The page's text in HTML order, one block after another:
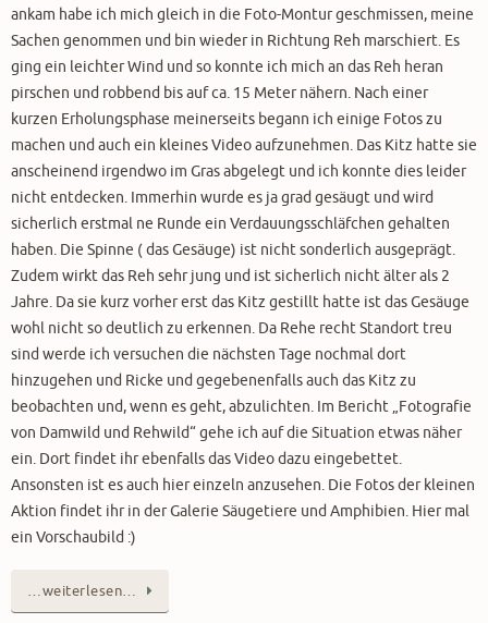
ankam habe ich mich gleich in die Foto-Montur geschmissen, meine
Sachen genommen und bin wieder in Richtung Reh marschiert. Es
ging ein leichter Wind und so konnte ich mich an das Reh heran
pirschen und robbend bis auf ca. 15 Meter nähern. Nach einer
kurzen Erholungsphase meinerseits begann ich einige Fotos zu
machen und auch ein kleines Video aufzunehmen. Das Kitz hatte sie
anscheinend irgendwo im Gras abgelegt und ich konnte dies leider
nicht entdecken. Immerhin wurde es ja grad gesäugt und wird
sicherlich erstmal ne Runde ein Verdauungsschläfchen gehalten
haben. Die Spinne ( das Gesäuge) ist nicht sonderlich ausgeprägt.
Zudem wirkt das Reh sehr jung und ist sicherlich nicht älter als 2
Jahre. Da sie kurz vorher erst das Kitz gestillt hatte ist das Gesäuge
wohl nicht so deutlich zu erkennen. Da Rehe recht Standort treu
sind werde ich versuchen die nächsten Tage nochmal dort
hinzugehen und Ricke und gegebenenfalls auch das Kitz zu
beobachten und, wenn es geht, abzulichten. Im Bericht „Fotografie
von Damwild und Rehwild“ gehe ich auf die Situation etwas näher
ein. Dort findet ihr ebenfalls das Video dazu eingebettet.
Ansonsten ist es auch hier einzeln anzusehen. Die Fotos der kleinen
Aktion findet ihr in der Galerie Säugetiere und Amphibien. Hier mal
ein Vorschaubild :)
…weiterlesen…